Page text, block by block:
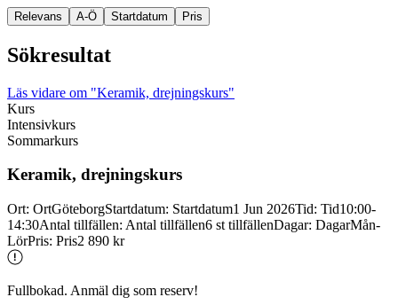
Relevans A-Ö Startdatum Pris
Sökresultat
Läs vidare om "Keramik, drejningskurs"
Kurs
Intensivkurs
Sommarkurs
Keramik, drejningskurs
Ort: OrtGöteborgStartdatum: Startdatum1 Jun 2026Tid: Tid10:00-
14:30Antal tillfällen: Antal tillfällen6 st tillfällenDagar: DagarMån-
LörPris: Pris2 890 kr
Fullbokad. Anmäl dig som reserv!